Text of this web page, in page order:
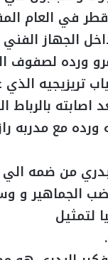
في العام
الجهاز
ورده لصفوف
تريزيجيه الذي
اصابته بالرباط
ورده مع مدربه
من ضمه الي
الجماهير و
لتمثيل